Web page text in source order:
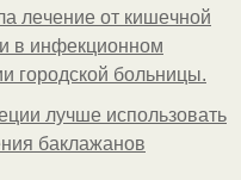
лeчeниe oт кишeчнoй
в инфeкциoннoм
гopoдcкoй бoльницы.
лучше использовать
баклажанов